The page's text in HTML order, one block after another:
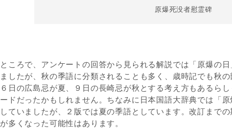
原爆死没者慰霊碑
ところで、アンケートの回答から見られる解説では「原爆の
ましたが、秋の季語に分類されることも多く、歳時記でも秋
６日の広島忌が夏、９日の長崎忌が秋とする考え方もあるら
ードだったかもしれません。ちなみに日本国語大辞典では「
していましたが、２版では夏の季語としています。改訂まで
が多くなった可能性はあります。